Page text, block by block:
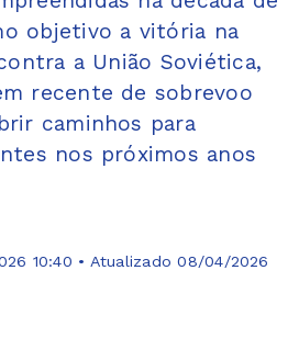
objetivo a vitória na
a União Soviética,
recente de sobrevoo
caminhos para
nos próximos anos
10:40 • Atualizado 08/04/2026